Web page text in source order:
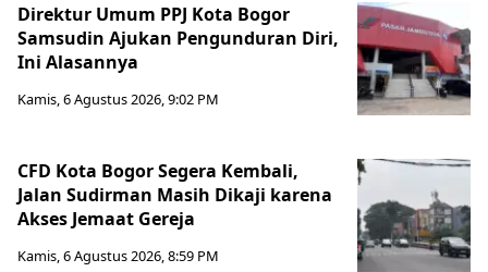
Direktur Umum PPJ Kota Bogor
Samsudin Ajukan Pengunduran Diri,
Ini Alasannya
Kamis, 6 Agustus 2026, 9:02 PM
CFD Kota Bogor Segera Kembali,
Jalan Sudirman Masih Dikaji karena
Akses Jemaat Gereja
Kamis, 6 Agustus 2026, 8:59 PM